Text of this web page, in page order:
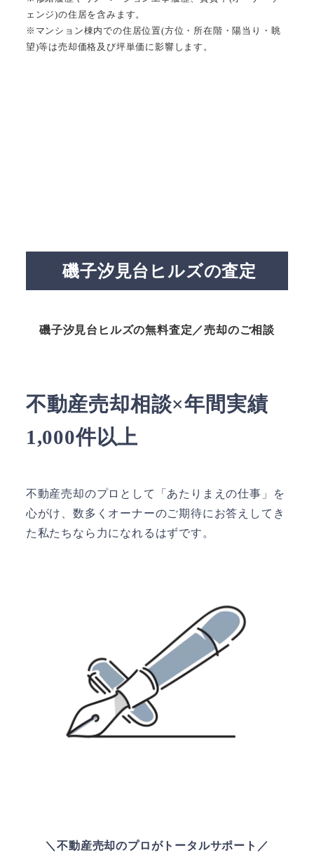
ェンジ)の住居を含みます。
※マンション棟内での住居位置(方位・所在階・陽当り・眺
望)等は売却価格及び坪単価に影響します。
磯子汐見台ヒルズの査定
磯子汐見台ヒルズの無料査定／売却のご相談
不動産売却相談×年間実績
1,000件以上
不動産売却のプロとして「あたりまえの仕事」を
心がけ、数多くオーナーのご期待にお答えしてき
た私たちなら力になれるはずです。
＼不動産売却のプロがトータルサポート／